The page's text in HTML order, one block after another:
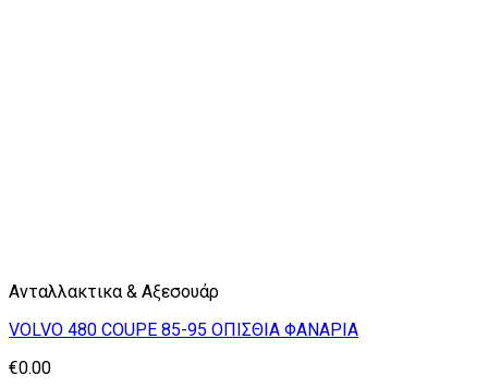
Ανταλλακτικα & Αξεσουάρ
VOLVO 480 COUPE 85-95 ΟΠΙΣΘΙΑ ΦΑΝΑΡΙΑ
€0.00